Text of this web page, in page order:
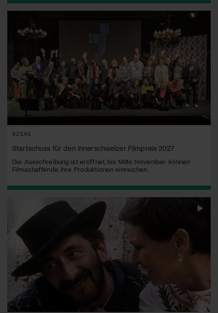
SZENE
Startschuss für den Innerschweizer Filmpreis 2027
Die Ausschreibung ist eröffnet, bis Mitte November können
Filmschaffende ihre Produktionen einreichen.